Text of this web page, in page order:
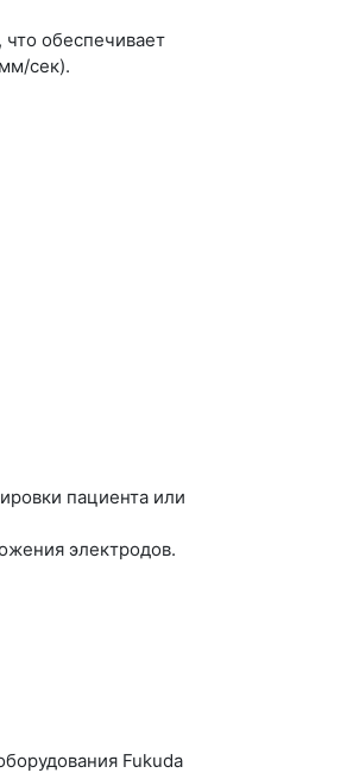
обеспечивает
сек).
пациента или
электродов.
Fukuda